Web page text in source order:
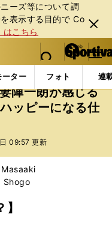
ーズ等について調
表⽰する⽬的で Co
はこちら
閉じ
る
web Sportiva (webスポルティーバ)
検索
マイペ
ー
ジ
メニュ
ーター フォト 連
男子ゴルフ 高額賞金
陣一朗が感じる
ッピーになる仕
09:57 更新